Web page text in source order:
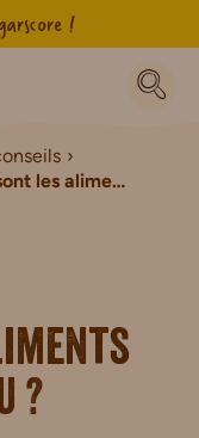
!
Quels sont les aliments bons pour la peau ?
?